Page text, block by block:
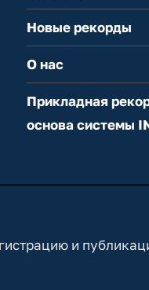
Новые рекорды
О нас
Прикладная
основа системы
и